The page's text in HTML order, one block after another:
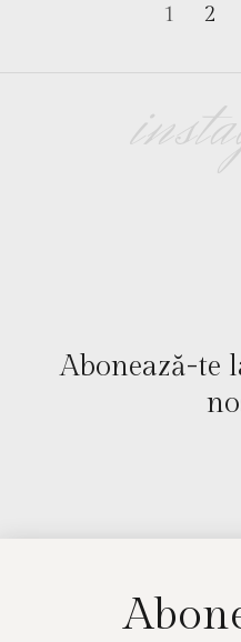
1 2
Abonează-te